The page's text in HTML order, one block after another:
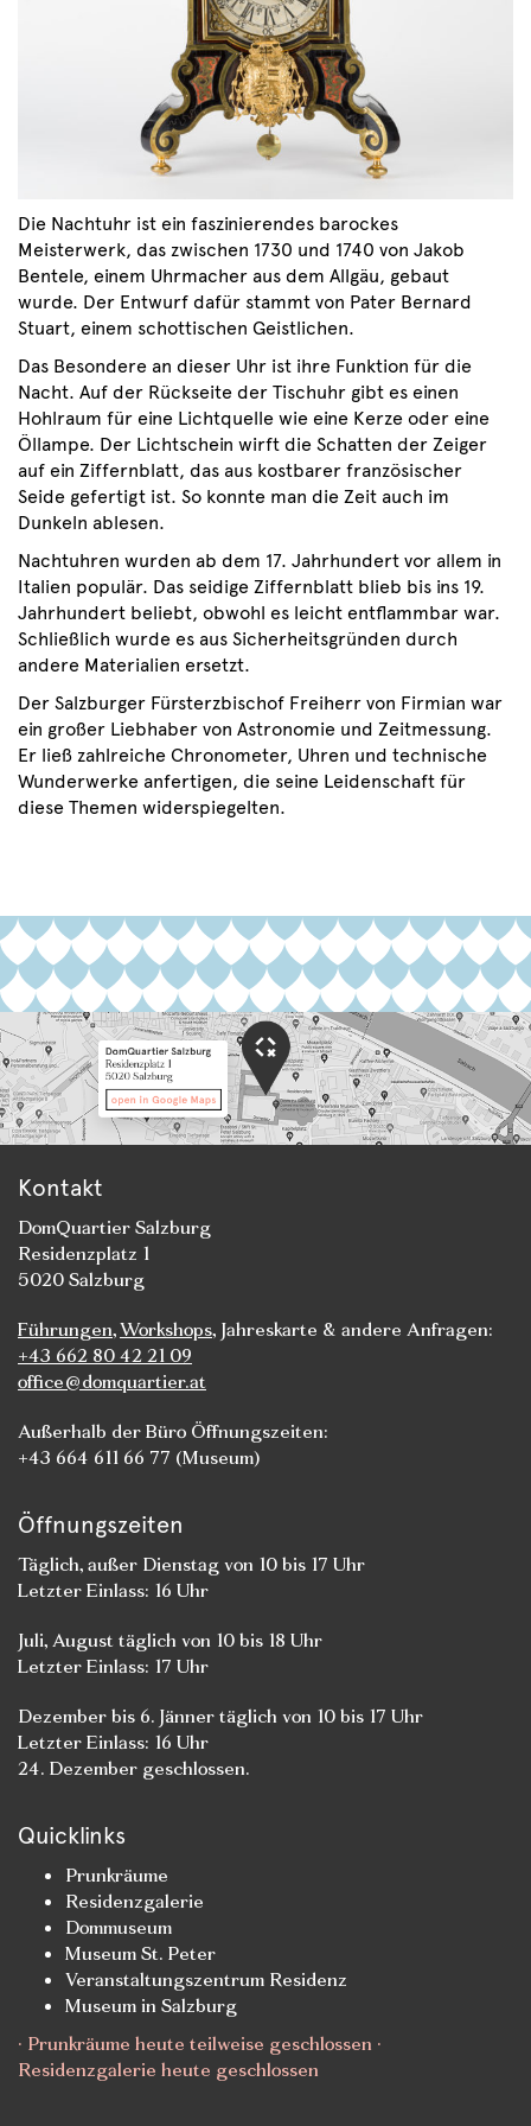
Die Nachtuhr ist ein faszinierendes barockes
Meisterwerk, das zwischen 1730 und 1740 von Jakob
Bentele, einem Uhrmacher aus dem Allgäu, gebaut
wurde. Der Entwurf dafür stammt von Pater Bernard
Stuart, einem schottischen Geistlichen.
Das Besondere an dieser Uhr ist ihre Funktion für die
Nacht. Auf der Rückseite der Tischuhr gibt es einen
Hohlraum für eine Lichtquelle wie eine Kerze oder eine
Öllampe. Der Lichtschein wirft die Schatten der Zeiger
auf ein Ziffernblatt, das aus kostbarer französischer
Seide gefertigt ist. So konnte man die Zeit auch im
Dunkeln ablesen.
Nachtuhren wurden ab dem 17. Jahrhundert vor allem in
Italien populär. Das seidige Ziffernblatt blieb bis ins 19.
Jahrhundert beliebt, obwohl es leicht entflammbar war.
Schließlich wurde es aus Sicherheitsgründen durch
andere Materialien ersetzt.
Der Salzburger Fürsterzbischof Freiherr von Firmian war
ein großer Liebhaber von Astronomie und Zeitmessung.
Er ließ zahlreiche Chronometer, Uhren und technische
Wunderwerke anfertigen, die seine Leidenschaft für
diese Themen widerspiegelten.
Kontakt
DomQuartier Salzburg
Residenzplatz 1
5020 Salzburg
Führungen,Workshops, Jahreskarte & andere Anfragen:
+43 662 80 42 21 09
office@domquartier.at
Außerhalb der Büro Öffnungszeiten:
+43 664 611 66 77 (Museum)
Öffnungszeiten
Täglich, außer Dienstag von 10 bis 17 Uhr
Letzter Einlass: 16 Uhr
Juli, August täglich von 10 bis 18 Uhr
Letzter Einlass: 17 Uhr
Dezember bis 6. Jänner täglich von 10 bis 17 Uhr
Letzter Einlass: 16 Uhr
24. Dezember geschlossen.
Quicklinks
Prunkräume
Residenzgalerie
Dommuseum
Museum St. Peter
Veranstaltungszentrum Residenz
Museum in Salzburg
· Prunkräume heute teilweise geschlossen ·
Residenzgalerie heute geschlossen